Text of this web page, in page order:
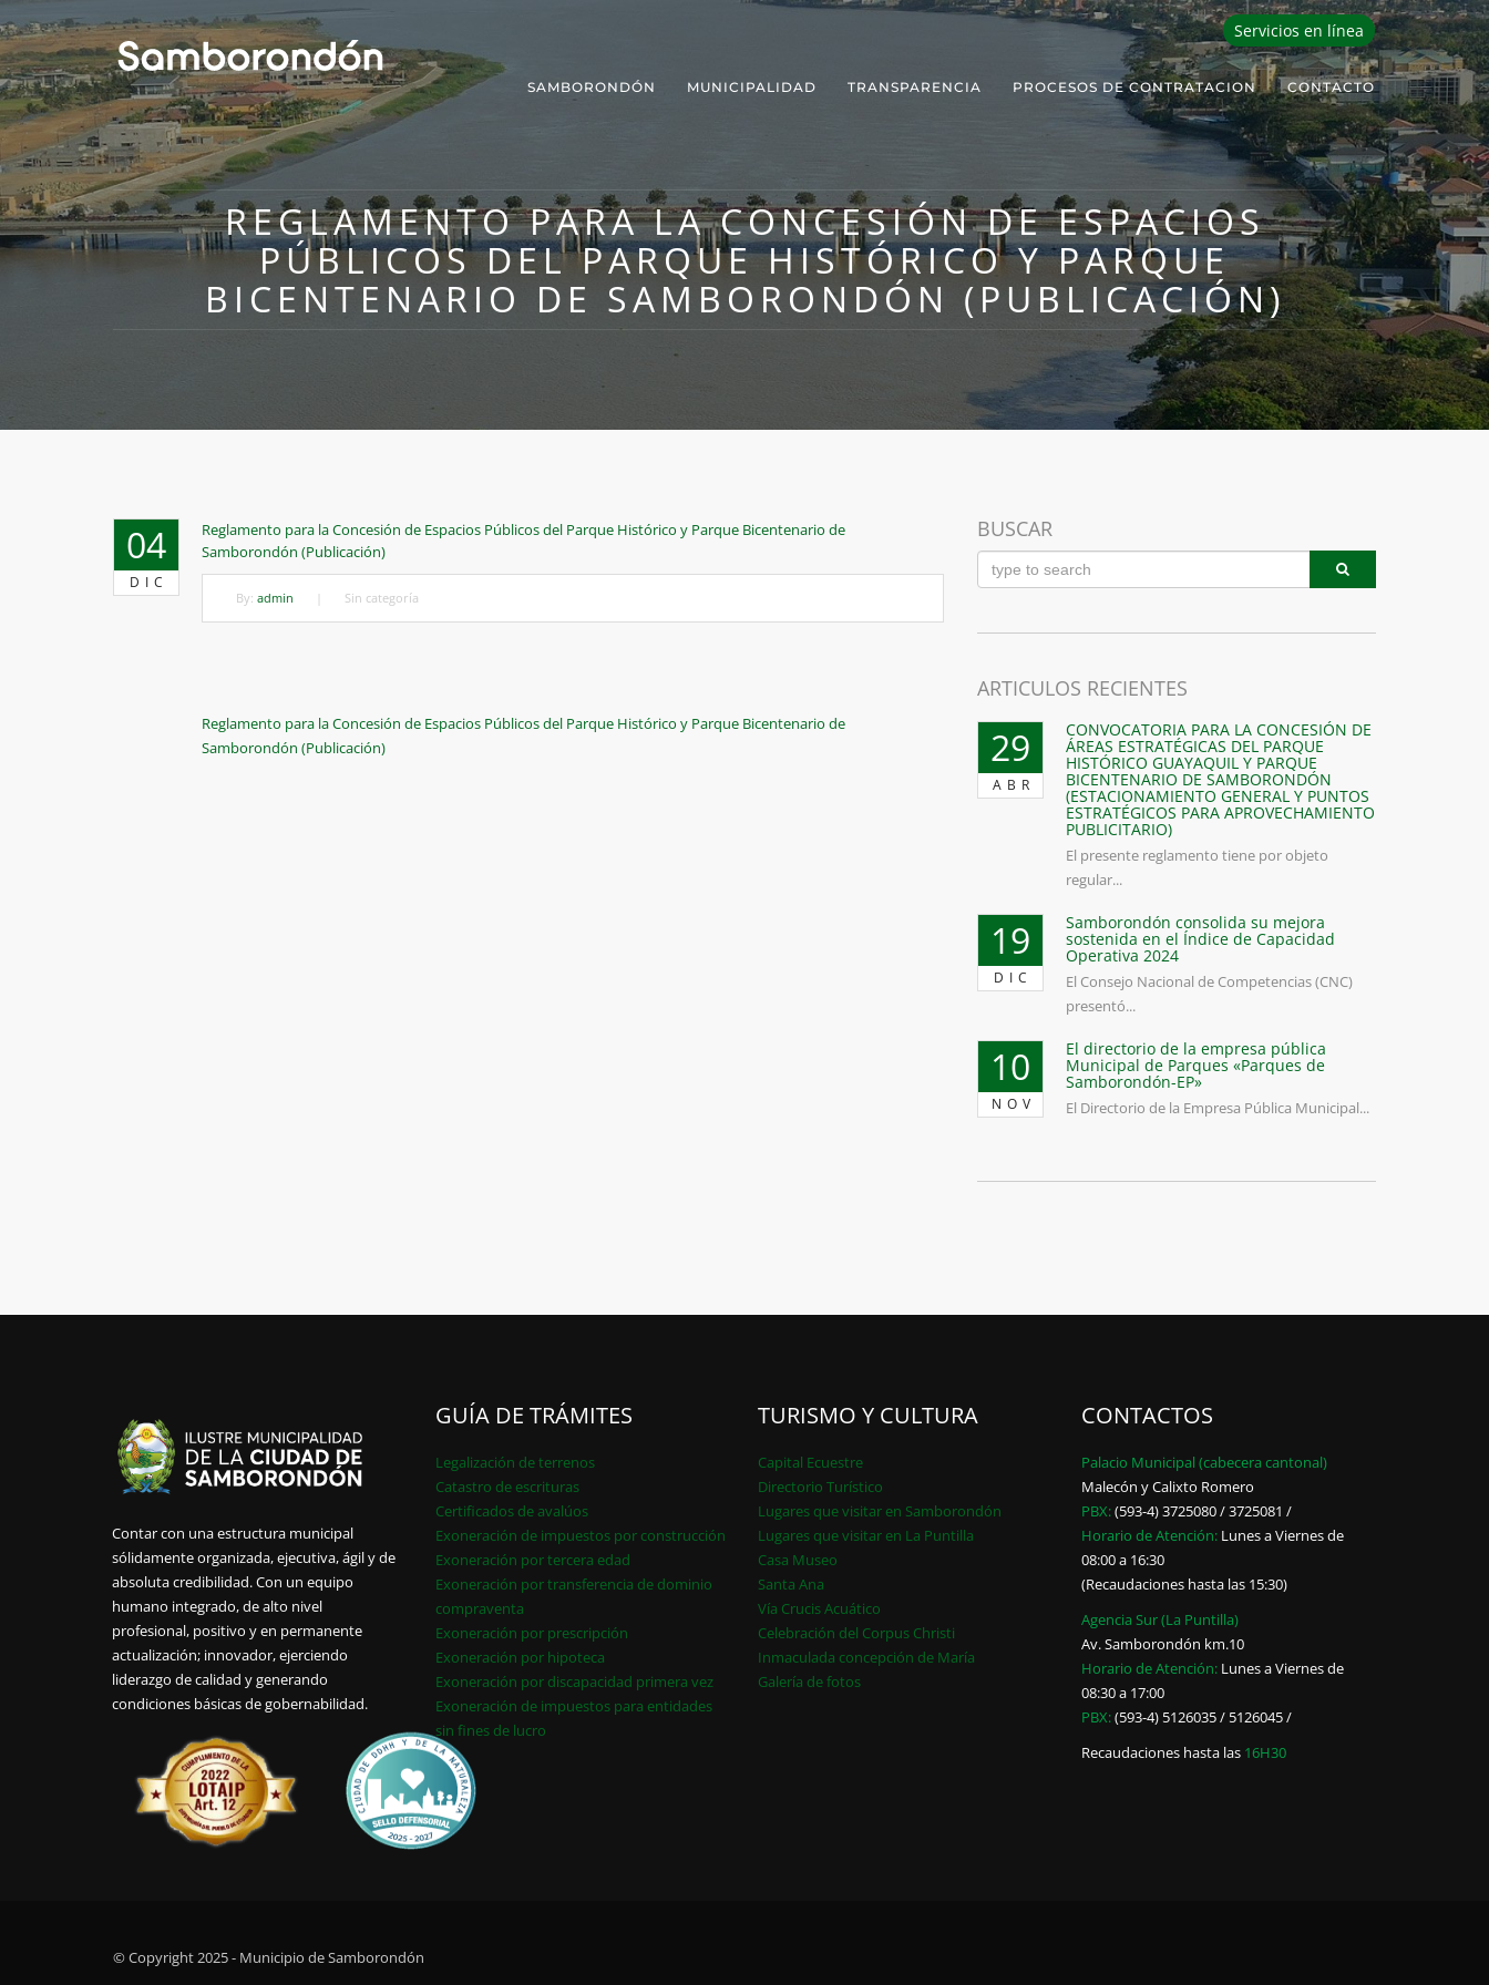
Servicios en línea
SAMBORONDÓN MUNICIPALIDAD TRANSPARENCIA PROCESOS DE CONTRATACION CONTACTO
REGLAMENTO PARA LA CONCESIÓN DE ESPACIOS
PÚBLICOS DEL PARQUE HISTÓRICO Y PARQUE
BICENTENARIO DE SAMBORONDÓN (PUBLICACIÓN)
04
DIC
Reglamento para la Concesión de Espacios Públicos del Parque Histórico y Parque Bicentenario de
Samborondón (Publicación)
By: admin Sin categoría
Navegación
de
Previous
Post
Reglamento para la Concesión de Espacios Públicos del Parque Histórico y Parque Bicentenario de
Samborondón (Publicación)
BUSCAR
ARTICULOS RECIENTES
29
ABR
CONVOCATORIA PARA LA CONCESIÓN DE
ÁREAS ESTRATÉGICAS DEL PARQUE
HISTÓRICO GUAYAQUIL Y PARQUE
BICENTENARIO DE SAMBORONDÓN
(ESTACIONAMIENTO GENERAL Y PUNTOS
ESTRATÉGICOS PARA APROVECHAMIENTO
PUBLICITARIO)
El presente reglamento tiene por objeto
regular...
19
DIC
Samborondón consolida su mejora
sostenida en el Índice de Capacidad
Operativa 2024
El Consejo Nacional de Competencias (CNC)
presentó...
10
NOV
El directorio de la empresa pública
Municipal de Parques «Parques de
Samborondón-EP»
El Directorio de la Empresa Pública Municipal...
Contar con una estructura municipal
sólidamente organizada, ejecutiva, ágil y de
absoluta credibilidad. Con un equipo
humano integrado, de alto nivel
profesional, positivo y en permanente
actualización; innovador, ejerciendo
liderazgo de calidad y generando
condiciones básicas de gobernabilidad.
GUÍA DE TRÁMITES
Legalización de terrenos
Catastro de escrituras
Certificados de avalúos
Exoneración de impuestos por construcción
Exoneración por tercera edad
Exoneración por transferencia de dominio
compraventa
Exoneración por prescripción
Exoneración por hipoteca
Exoneración por discapacidad primera vez
Exoneración de impuestos para entidades
sin fines de lucro
TURISMO Y CULTURA
Capital Ecuestre
Directorio Turístico
Lugares que visitar en Samborondón
Lugares que visitar en La Puntilla
Casa Museo
Santa Ana
Vía Crucis Acuático
Celebración del Corpus Christi
Inmaculada concepción de María
Galería de fotos
CONTACTOS
Palacio Municipal (cabecera cantonal)
Malecón y Calixto Romero
PBX:(593-4) 3725080 / 3725081 /
Horario de Atención:Lunes a Viernes de
08:00 a 16:30
(Recaudaciones hasta las 15:30)
Agencia Sur (La Puntilla)
Av. Samborondón km.10
Horario de Atención:Lunes a Viernes de
08:30 a 17:00
PBX:(593-4) 5126035 / 5126045 /
Recaudaciones hasta las 16H30
© Copyright 2025 - Municipio de Samborondón